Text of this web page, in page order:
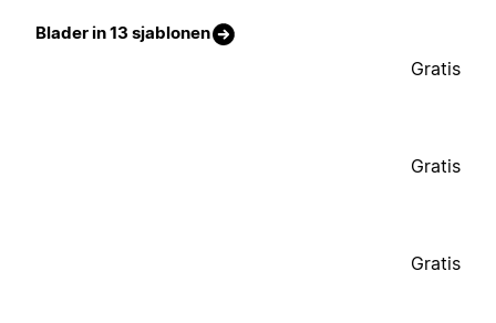
Blader in 13 sjablonen
Gratis
Gratis
Gratis